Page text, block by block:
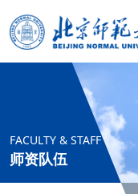
学院概况
FACULTY & STAFF
师资队伍